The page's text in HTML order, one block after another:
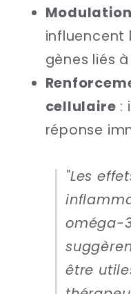
influencent
gènes liés
cellulaire :
réponse
"Les
oméga-
être